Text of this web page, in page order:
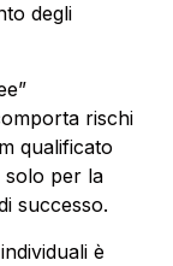
degli
rischi
qualificato
per la
successo.
è